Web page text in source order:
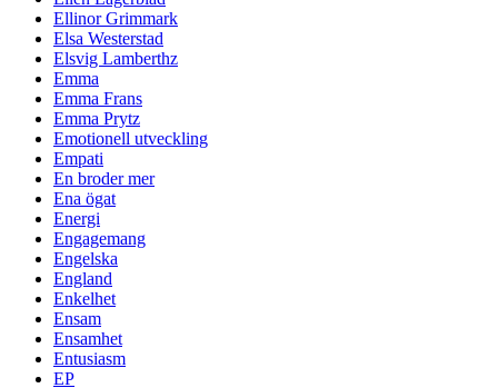
Ellinor Grimmark
Elsa Westerstad
Elsvig Lamberthz
Emma
Emma Frans
Emma Prytz
Emotionell utveckling
Empati
En broder mer
Ena ögat
Energi
Engagemang
Engelska
England
Enkelhet
Ensam
Ensamhet
Entusiasm
EP